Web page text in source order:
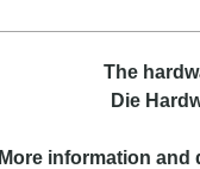
The
Die
More information and